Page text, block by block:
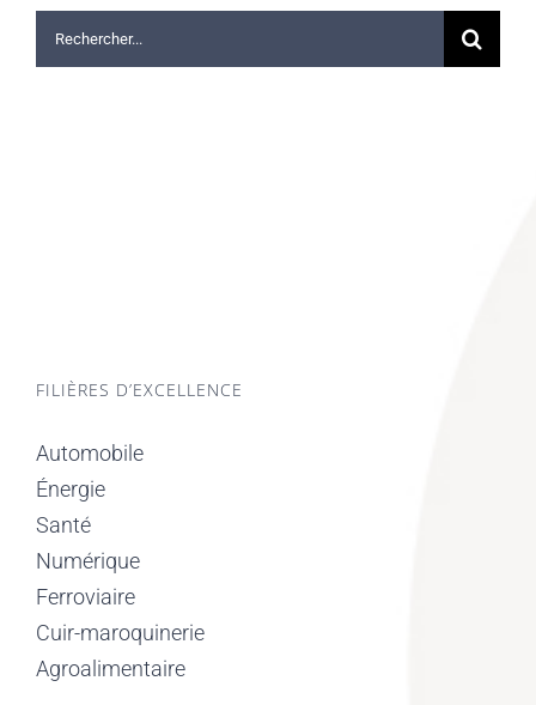
Rechercher:
FILIÈRES D’EXCELLENCE
Automobile
Énergie
Santé
Numérique
Ferroviaire
Cuir-maroquinerie
Agroalimentaire